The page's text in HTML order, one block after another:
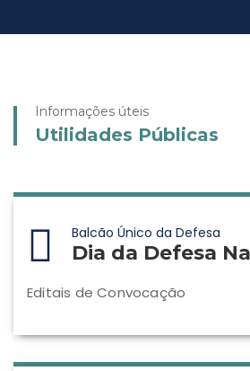
Informações úteis
Utilidades Públicas
Balcão Único da Defesa
Dia da Defesa
Editais de Convocação